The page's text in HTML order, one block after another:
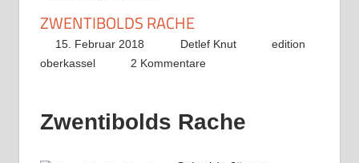
ZWENTIBOLDS RACHE
15. Februar 2018 Detlef Knut
edition
oberkassel
2 Kommentare
Zwentibolds Rache